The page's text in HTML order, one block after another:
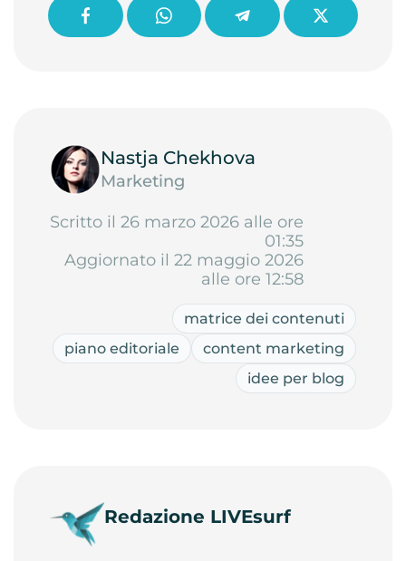
Nastja Chekhova
Marketing
Scritto il 26 marzo 2026 alle ore
01:35
Aggiornato il 22 maggio 2026
alle ore 12:58
matrice dei contenuti
piano editoriale
content marketing
idee per blog
Redazione LIVEsurf